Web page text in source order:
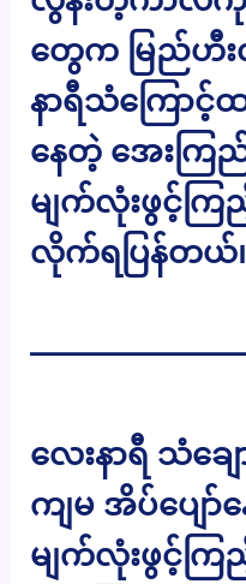
တွေက မြည်ဟီ
နာရီသံကြောင့်
နေတဲ့ အေးကြ
မျက်လုံးဖွင့်က
လိုက်ရပြန်တယ်
လေးနာရီ သံချ
ကျမ အိပ်ပျော်န
မျက်လုံးဖွင့်ကြ